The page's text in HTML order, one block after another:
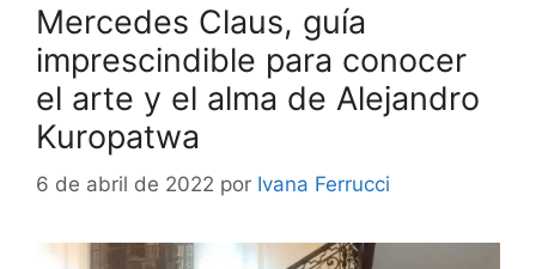
Mercedes Claus, guía
imprescindible para conocer
el arte y el alma de Alejandro
Kuropatwa​
6 de abril de 2022 por Ivana Ferrucci